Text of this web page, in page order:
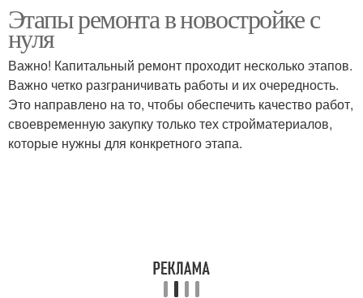
Этапы ремонта в новостройке с
нуля
Важно! Капитальный ремонт проходит несколько этапов.
Важно четко разграничивать работы и их очередность.
Это направлено на то, чтобы обеспечить качество работ,
своевременную закупку только тех стройматериалов,
которые нужны для конкретного этапа.